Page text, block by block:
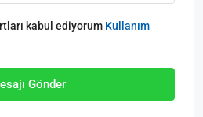
kabul ediyorum Kullanım
Gönder